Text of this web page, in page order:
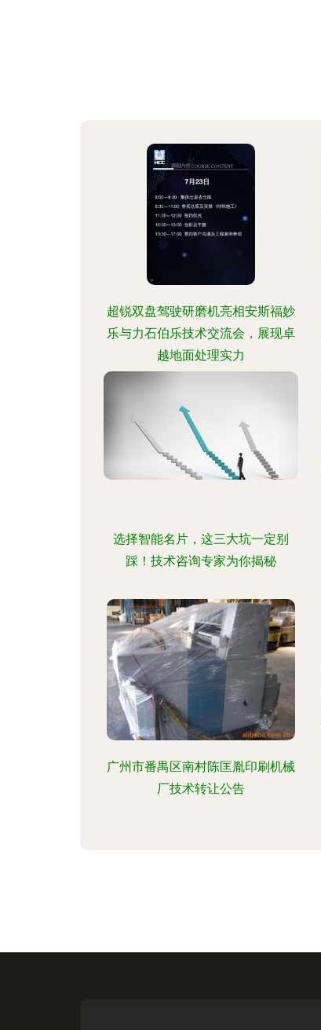
超锐双盘驾驶研磨机亮相安斯福妙
乐与力石伯乐技术交流会，展现卓
越地面处理实力
选择智能名片，这三大坑一定别
踩！技术咨询专家为你揭秘
广州市番禺区南村陈匡胤印刷机械
厂技术转让公告